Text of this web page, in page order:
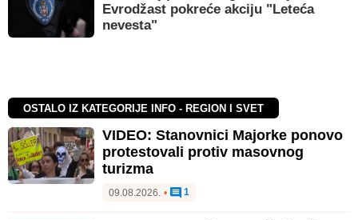
Evrodžast pokreće akciju "Leteća
nevesta"
OSTALO IZ KATEGORIJE INFO - REGION I SVET
VIDEO: Stanovnici Majorke ponovo
protestovali protiv masovnog
turizma
09.08.2026. • 1